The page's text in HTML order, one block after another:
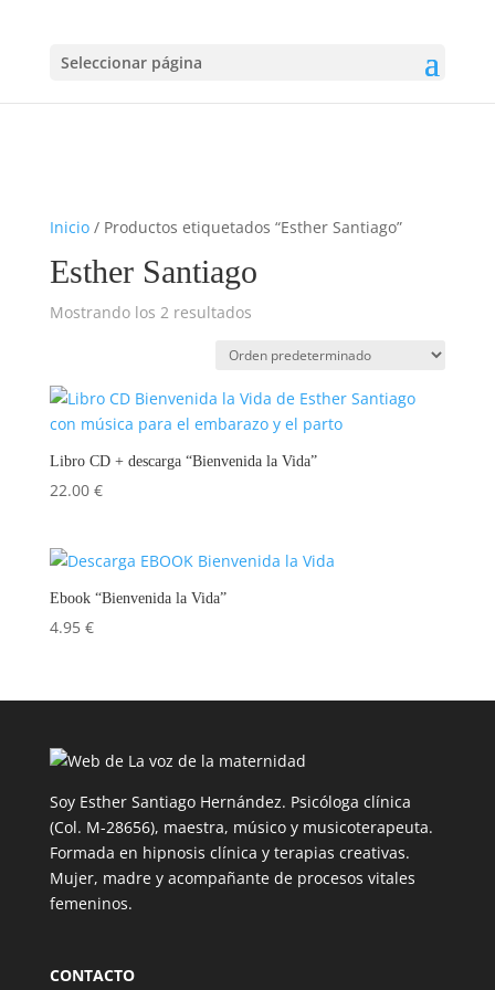
Seleccionar página
Inicio/ Productos etiquetados “Esther Santiago”
Esther Santiago
Mostrando los 2 resultados
Libro CD + descarga “Bienvenida la Vida”
22.00 €
Ebook “Bienvenida la Vida”
4.95 €
Soy Esther Santiago Hernández. Psicóloga clínica
(Col. M-28656), maestra, músico y musicoterapeuta.
Formada en hipnosis clínica y terapias creativas.
Mujer, madre y acompañante de procesos vitales
femeninos.
CONTACTO